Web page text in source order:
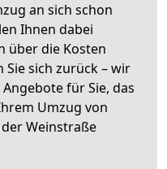
an sich schon
Ihnen dabei
über die Kosten
Sie sich zurück – wir
für Sie, das
Umzug von
Weinstraße